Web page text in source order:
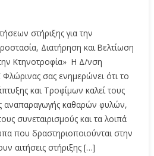
στήριξης για την
Διατήρηση και Βελτίωση
Κτηνοτροφία» Η Δ/νση
Φλώρινας σας ενημερώνει ότι το
και Τροφίμων καλεί τους
αναπαραγωγής καθαρών φυλών,
συνεταιρισμούς και τα λοιπά
που δραστηριοποιούνται στην
αιτήσεις στήριξης […]